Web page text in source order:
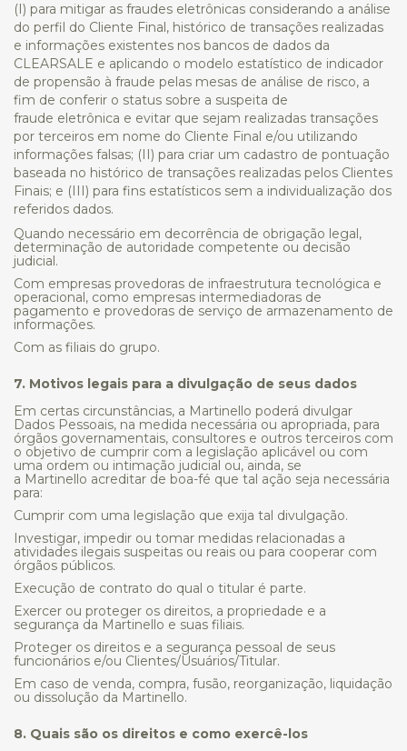
(I) para mitigar as fraudes eletrônicas considerando a análise
do perfil do Cliente Final, histórico de transações realizadas
e informações existentes nos bancos de dados da
CLEARSALE e aplicando o modelo estatístico de indicador
de propensão à fraude pelas mesas de análise de risco, a
fim de conferir o status sobre a suspeita de
fraude eletrônica e evitar que sejam realizadas transações
por terceiros em nome do Cliente Final e/ou utilizando
informações falsas; (II) para criar um cadastro de pontuação
baseada no histórico de transações realizadas pelos Clientes
Finais; e (III) para fins estatísticos sem a individualização dos
referidos dados.
Quando necessário em decorrência de obrigação legal,
determinação de autoridade competente ou decisão
judicial.
Com empresas provedoras de infraestrutura tecnológica e
operacional, como empresas intermediadoras de
pagamento e provedoras de serviço de armazenamento de
informações.
Com as filiais do grupo.
7. Motivos legais para a divulgação de seus dados
Em certas circunstâncias, a Martinello poderá divulgar
Dados Pessoais, na medida necessária ou apropriada, para
órgãos governamentais, consultores e outros terceiros com
o objetivo de cumprir com a legislação aplicável ou com
uma ordem ou intimação judicial ou, ainda, se
a Martinello acreditar de boa-fé que tal ação seja necessária
para:
Cumprir com uma legislação que exija tal divulgação.
Investigar, impedir ou tomar medidas relacionadas a
atividades ilegais suspeitas ou reais ou para cooperar com
órgãos públicos.
Execução de contrato do qual o titular é parte.
Exercer ou proteger os direitos, a propriedade e a
segurança da Martinello e suas filiais.
Proteger os direitos e a segurança pessoal de seus
funcionários e/ou Clientes/Usuários/Titular.
Em caso de venda, compra, fusão, reorganização, liquidação
ou dissolução da Martinello.
8. Quais são os direitos e como exercê-los